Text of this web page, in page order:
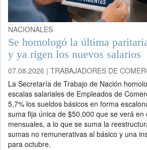
NACIONALES
Se homologó la última
y ya rigen los nuevos salarios
07.08.2026 | TRABAJADORES DE
La Secretaría de Trabajo de Nación
escalas salariales de Empleados de
5,7% los sueldos básicos en forma
suma fija única de $50.000 que se verá en
mensuales, a lo que se suma la
sumas no remunerativas al básico y una
para octubre.